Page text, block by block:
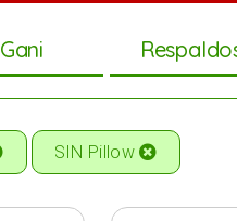
Gani
SIN Pillow